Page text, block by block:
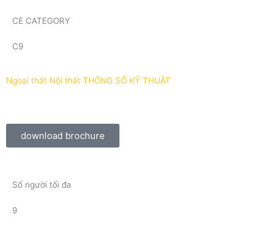
CE CATEGORY
C9
Ngoại thất Nội thất THÔNG SỐ KỸ THUẬT
download brochure
Số người tối đa
9